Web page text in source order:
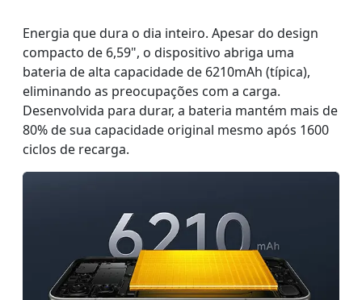
Energia que dura o dia inteiro. Apesar do design
compacto de 6,59", o dispositivo abriga uma
bateria de alta capacidade de 6210mAh (típica),
eliminando as preocupações com a carga.
Desenvolvida para durar, a bateria mantém mais de
80% de sua capacidade original mesmo após 1600
ciclos de recarga.